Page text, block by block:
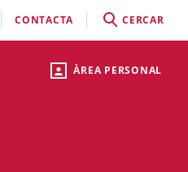
ÀREA PERSONAL
CONTACTA CERCAR